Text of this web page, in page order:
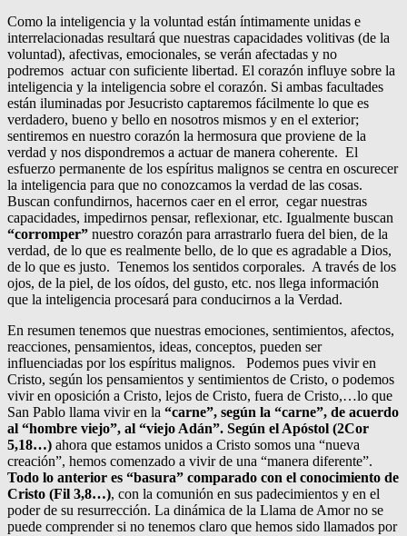
Como la inteligencia y la voluntad están íntimamente unidas e
interrelacionadas resultará que nuestras capacidades volitivas (de la
voluntad), afectivas, emocionales, se verán afectadas y no
podremos actuar con suficiente libertad. El corazón influye sobre la
inteligencia y la inteligencia sobre el corazón. Si ambas facultades
están iluminadas por Jesucristo captaremos fácilmente lo que es
verdadero, bueno y bello en nosotros mismos y en el exterior;
sentiremos en nuestro corazón la hermosura que proviene de la
verdad y nos dispondremos a actuar de manera coherente. El
esfuerzo permanente de los espíritus malignos se centra en oscurecer
la inteligencia para que no conozcamos la verdad de las cosas.
Buscan confundirnos, hacernos caer en el error, cegar nuestras
capacidades, impedirnos pensar, reflexionar, etc. Igualmente buscan
“corromper” nuestro corazón para arrastrarlo fuera del bien, de la
verdad, de lo que es realmente bello, de lo que es agradable a Dios,
de lo que es justo. Tenemos los sentidos corporales. A través de los
ojos, de la piel, de los oídos, del gusto, etc. nos llega información
que la inteligencia procesará para conducirnos a la Verdad.
En resumen tenemos que nuestras emociones, sentimientos, afectos,
reacciones, pensamientos, ideas, conceptos, pueden ser
influenciadas por los espíritus malignos. Podemos pues vivir en
Cristo, según los pensamientos y sentimientos de Cristo, o podemos
vivir en oposición a Cristo, lejos de Cristo, fuera de Cristo,…lo que
San Pablo llama vivir en la “carne”, según la “carne”, de acuerdo
al “hombre viejo”, al “viejo Adán”. Según el Apóstol (2Cor
5,18…) ahora que estamos unidos a Cristo somos una “nueva
creación”, hemos comenzado a vivir de una “manera diferente”.
Todo lo anterior es “basura” comparado con el conocimiento de
Cristo (Fil 3,8…), con la comunión en sus padecimientos y en el
poder de su resurrección. La dinámica de la Llama de Amor no se
puede comprender si no tenemos claro que hemos sido llamados por